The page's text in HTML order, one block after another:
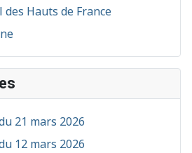
Hauts de France
21 mars 2026
12 mars 2026